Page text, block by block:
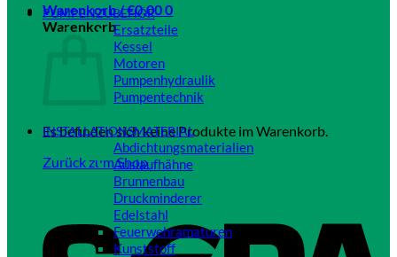
Warenkorb /€0,000
Warenkorb
Es befinden sich keine Produkte im Warenkorb.
Zurück zum Shop
PUMPENZUBEHÖR
Ersatzteile
Kessel
Motoren
Pumpenhydraulik
Pumpentechnik
INSTALLATIONSMATERIAL
Abdichtungsmaterialien
Auslaufhähne
Brunnenbau
Druckminderer
Edelstahl
Feuerwehramaturen
Kunststoff